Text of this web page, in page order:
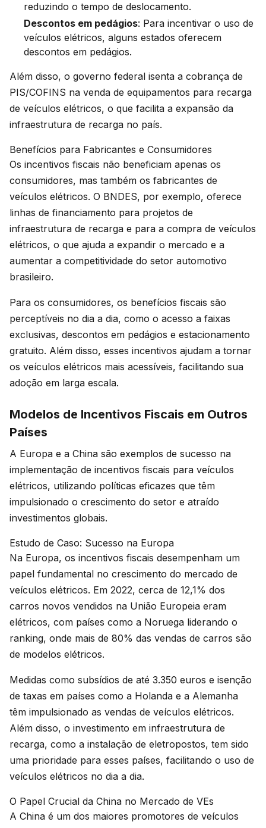
reduzindo o tempo de deslocamento.
Descontos em pedágios: Para incentivar o uso de
veículos elétricos, alguns estados oferecem
descontos em pedágios.
Além disso, o governo federal isenta a cobrança de
PIS/COFINS na venda de equipamentos para recarga
de veículos elétricos, o que facilita a expansão da
infraestrutura de recarga no país.
Benefícios para Fabricantes e Consumidores
Os incentivos fiscais não beneficiam apenas os
consumidores, mas também os fabricantes de
veículos elétricos. O BNDES, por exemplo, oferece
linhas de financiamento para projetos de
infraestrutura de recarga e para a compra de veículos
elétricos, o que ajuda a expandir o mercado e a
aumentar a competitividade do setor automotivo
brasileiro.
Para os consumidores, os benefícios fiscais são
perceptíveis no dia a dia, como o acesso a faixas
exclusivas, descontos em pedágios e estacionamento
gratuito. Além disso, esses incentivos ajudam a tornar
os veículos elétricos mais acessíveis, facilitando sua
adoção em larga escala.
Modelos de Incentivos Fiscais em Outros
Países
A Europa e a China são exemplos de sucesso na
implementação de incentivos fiscais para veículos
elétricos, utilizando políticas eficazes que têm
impulsionado o crescimento do setor e atraído
investimentos globais.
Estudo de Caso: Sucesso na Europa
Na Europa, os incentivos fiscais desempenham um
papel fundamental no crescimento do mercado de
veículos elétricos. Em 2022, cerca de 12,1% dos
carros novos vendidos na União Europeia eram
elétricos, com países como a Noruega liderando o
ranking, onde mais de 80% das vendas de carros são
de modelos elétricos.
Medidas como subsídios de até 3.350 euros e isenção
de taxas em países como a Holanda e a Alemanha
têm impulsionado as vendas de veículos elétricos.
Além disso, o investimento em infraestrutura de
recarga, como a instalação de eletropostos, tem sido
uma prioridade para esses países, facilitando o uso de
veículos elétricos no dia a dia.
O Papel Crucial da China no Mercado de VEs
A China é um dos maiores promotores de veículos